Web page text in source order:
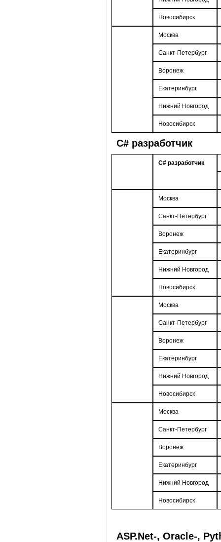
Новосибирск
Москва
Санкт-Петербург
Воронеж
Екатеринбург
Нижний Новгород
Новосибирск
С# разработчик
С# разработчик
Москва
Санкт-Петербург
Воронеж
Екатеринбург
Нижний Новгород
Новосибирск
Москва
Санкт-Петербург
Воронеж
Екатеринбург
Нижний Новгород
Новосибирск
Москва
Санкт-Петербург
Воронеж
Екатеринбург
Нижний Новгород
Новосибирск
ASP.Net-, Oracle-,